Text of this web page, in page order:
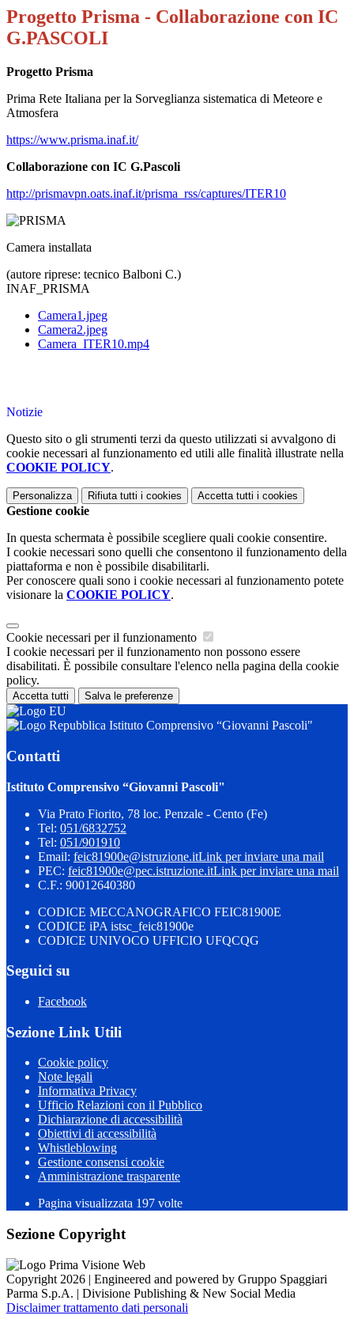
Progetto Prisma - Collaborazione con IC
G.PASCOLI
Progetto Prisma
Prima Rete Italiana per la Sorveglianza sistematica di Meteore e
Atmosfera
https://www.prisma.inaf.it/
Collaborazione con IC G.Pascoli
http://prismavpn.oats.inaf.it/prisma_rss/captures/ITER10
Camera installata
(autore riprese: tecnico Balboni C.)
INAF_PRISMA
Camera1.jpeg
Camera2.jpeg
Camera_ITER10.mp4
Notizie
Questo sito o gli strumenti terzi da questo utilizzati si avvalgono di
cookie necessari al funzionamento ed utili alle finalità illustrate nella
COOKIE POLICY.
Personalizza Rifiuta tutti i cookies Accetta tutti i cookies
Gestione cookie
In questa schermata è possibile scegliere quali cookie consentire.
I cookie necessari sono quelli che consentono il funzionamento della
piattaforma e non è possibile disabilitarli.
Per conoscere quali sono i cookie necessari al funzionamento potete
visionare la COOKIE POLICY.
Cookie necessari per il funzionamento
I cookie necessari per il funzionamento non possono essere
disabilitati. È possibile consultare l'elenco nella pagina della cookie
policy.
Accetta tutti Salva le preferenze
Istituto Comprensivo “Giovanni Pascoli"
Contatti
Istituto Comprensivo “Giovanni Pascoli"
Via Prato Fiorito, 78 loc. Penzale - Cento (Fe)
Tel: 051/6832752
Tel: 051/901910
Email: feic81900e@istruzione.itLink per inviare una mail
PEC: feic81900e@pec.istruzione.itLink per inviare una mail
C.F.: 90012640380
CODICE MECCANOGRAFICO FEIC81900E
CODICE iPA istsc_feic81900e
CODICE UNIVOCO UFFICIO UFQCQG
Seguici su
Facebook
Sezione Link Utili
Cookie policy
Note legali
Informativa Privacy
Ufficio Relazioni con il Pubblico
Dichiarazione di accessibilità
Obiettivi di accessibilità
Whistleblowing
Gestione consensi cookie
Amministrazione trasparente
Pagina visualizzata 197 volte
Sezione Copyright
Copyright 2026 | Engineered and powered by Gruppo Spaggiari
Parma S.p.A. | Divisione Publishing & New Social Media
Disclaimer trattamento dati personali